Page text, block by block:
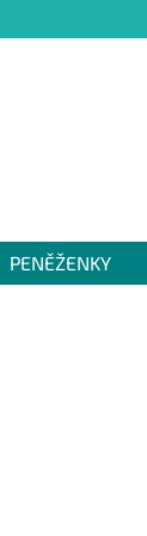
PENĚŽENKY